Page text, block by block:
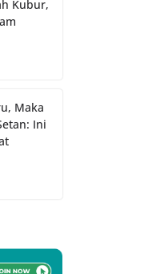
Kubur,
Maka
Ini